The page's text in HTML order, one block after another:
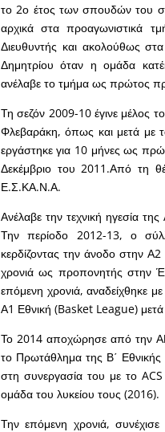
το 2ο έτος των σπουδών του
αρχικά στα προαγωνιστικά
Διευθυντής και ακολούθως
Δημητρίου όταν η ομάδα
ανέλαβε το τμήμα ως πρώτος
Τη σεζόν 2009-10 έγινε μέλος
Φλεβαράκη, όπως και μετά με
εργάστηκε για 10 μήνες ως
Δεκέμβριο του 2011.Από τη
Ε.Σ.ΚΑ.Ν.Α.
Ανέλαβε την τεχνική ηγεσία
Την περίοδο 2012-13, ο
κερδίζοντας την άνοδο στην
χρονιά ως προπονητής στην
επόμενη χρονιά, αναδείχθηκε
Α1 Εθνική (Basket League)
Το 2014 αποχώρησε από την
το Πρωτάθλημα της Β΄ Εθνικής
στη συνεργασία του με το
ομάδα του λυκείου τους (2016).
Την επόμενη χρονιά,